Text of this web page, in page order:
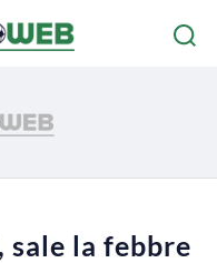
sale la febbre